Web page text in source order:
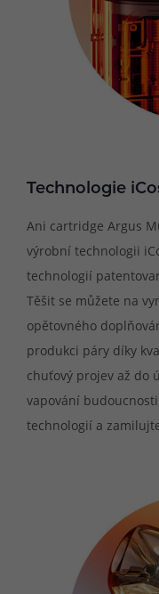
Technologie
Ani cartridge Argus
výrobní technologii
technologií
Těšit se můžete na
opětovného
produkci páry díky
chuťový projev až do
vapování
technologií a